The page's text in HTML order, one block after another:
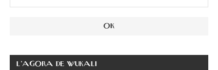
L’AGORA DE WUKALI